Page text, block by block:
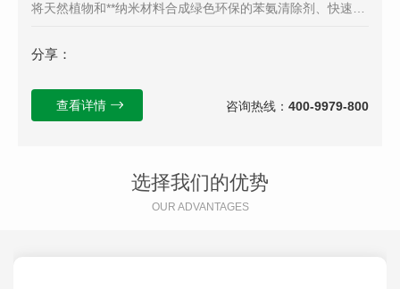
将天然植物和**纳米材料合成绿色环保的苯氨清除剂、快速清
分享：
查看详情 咨询热线： 400-9979-800
选择我们的优势
OUR ADVANTAGES